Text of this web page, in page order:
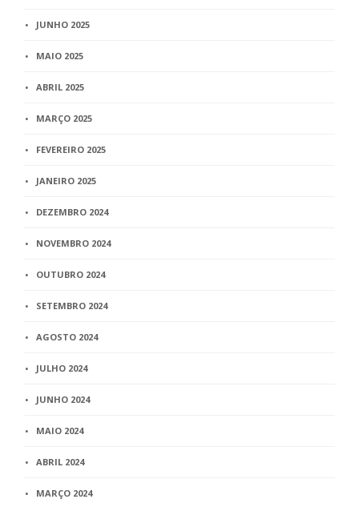
JUNHO 2025
MAIO 2025
ABRIL 2025
MARÇO 2025
FEVEREIRO 2025
JANEIRO 2025
DEZEMBRO 2024
NOVEMBRO 2024
OUTUBRO 2024
SETEMBRO 2024
AGOSTO 2024
JULHO 2024
JUNHO 2024
MAIO 2024
ABRIL 2024
MARÇO 2024